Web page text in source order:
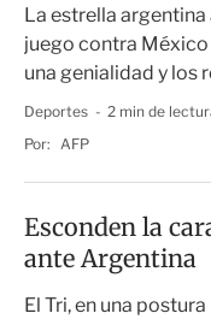
La estrella argentina
juego contra México
una genialidad y los
Deportes
2 min de
Por: AFP
Esconden la
ante Argentina
El Tri, en una postura